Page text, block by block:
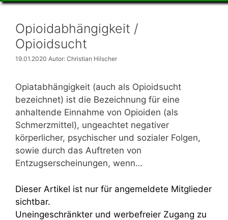
Opioidabhängigkeit /
Opioidsucht
19.01.2020 Autor: Christian Hilscher
Opiatabhängigkeit (auch als Opioidsucht
bezeichnet) ist die Bezeichnung für eine
anhaltende Einnahme von Opioiden (als
Schmerzmittel), ungeachtet negativer
körperlicher, psychischer und sozialer Folgen,
sowie durch das Auftreten von
Entzugserscheinungen, wenn…
Dieser Artikel ist nur für angemeldete Mitglieder
sichtbar.
Uneingeschränkter und werbefreier Zugang zu